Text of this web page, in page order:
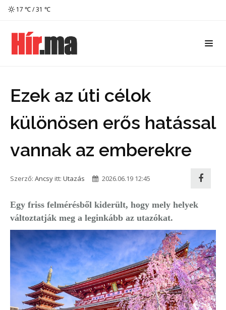
17 ℃ / 31 ℃
Ezek az úti célok
különösen erős hatással
vannak az emberekre
Szerző: Ancsy itt: Utazás 2026.06.19 12:45
Egy friss felmérésből kiderült, hogy mely helyek
változtatják meg a leginkább az utazókat.